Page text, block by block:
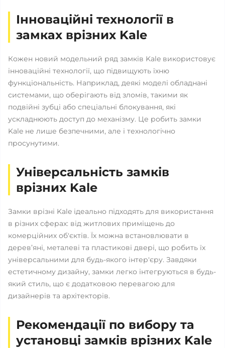
Інноваційні технології в
замках врізних Kale
Кожен новий модельний ряд замків Kale використовує
інноваційні технології, що підвищують їхню
функціональність. Наприклад, деякі моделі обладнані
системами, що оберігають від зломів, такими як
подвійні зубці або спеціальні блокування, які
ускладнюють доступ до механізму. Це робить замки
Kale не лише безпечними, але і технологічно
просунутими.
Універсальність замків
врізних Kale
Замки врізні Kale ідеально підходять для використання
в різних сферах: від житлових приміщень до
комерційних об'єктів. Їх можна встановлювати в
дерев’яні, металеві та пластикові двері, що робить їх
універсальними для будь-якого інтер'єру. Завдяки
естетичному дизайну, замки легко інтегруються в будь-
який стиль, що є додатковою перевагою для
дизайнерів та архітекторів.
Рекомендації по вибору та
установці замків врізних Kale